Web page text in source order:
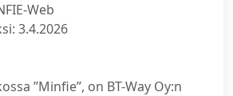
Web
3.4.2026
”Minfie”, on BT-Way Oy:n